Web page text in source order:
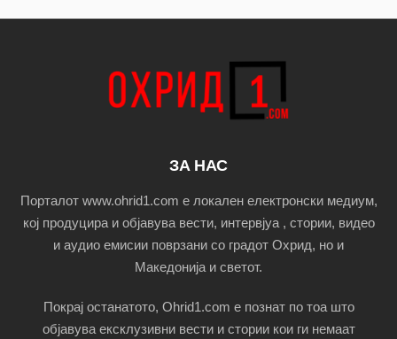
ЗА НАС
Порталот www.ohrid1.com е локален електронски медиум,
кој продуцира и објавува вести, интервјуа , стории, видео
и аудио емисии поврзани со градот Охрид, но и
Македонија и светот.
Покрај останатото, Ohrid1.com е познат по тоа што
објавува ексклузивни вести и стории кои ги немаат